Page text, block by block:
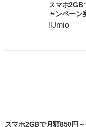
スマホ2GB
ャンペーン
IIJmio
スマホ2GBで月額850円